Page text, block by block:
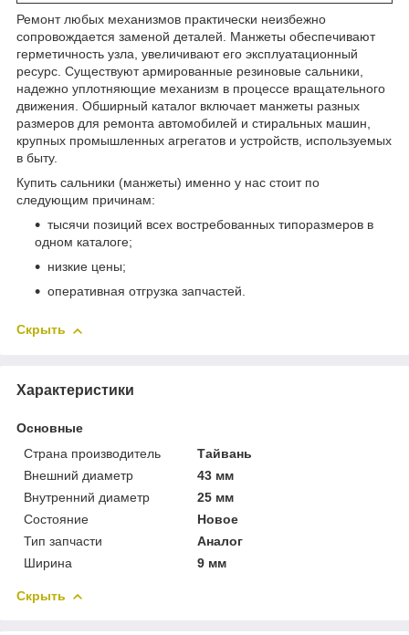
Ремонт любых механизмов практически неизбежно
сопровождается заменой деталей. Манжеты обеспечивают
герметичность узла, увеличивают его эксплуатационный
ресурс. Существуют армированные резиновые сальники,
надежно уплотняющие механизм в процессе вращательного
движения. Обширный каталог включает манжеты разных
размеров для ремонта автомобилей и стиральных машин,
крупных промышленных агрегатов и устройств, используемых
в быту.
Купить сальники (манжеты) именно у нас стоит по
следующим причинам:
тысячи позиций всех востребованных типоразмеров в
одном каталоге;
низкие цены;
оперативная отгрузка запчастей.
Скрыть
Характеристики
Основные
Страна производитель
Тайвань
Внешний диаметр
43 мм
Внутренний диаметр
25 мм
Состояние
Новое
Тип запчасти
Аналог
Ширина
9 мм
Скрыть